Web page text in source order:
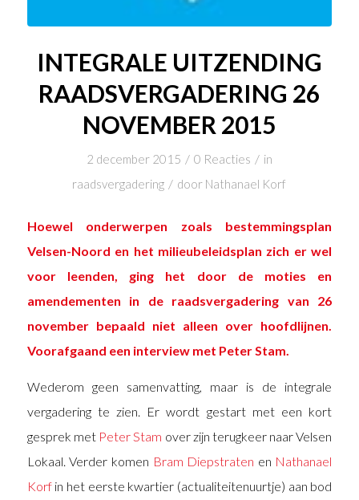
INTEGRALE UITZENDING
RAADSVERGADERING 26
NOVEMBER 2015
2 december 2015 / 0 Reacties / in
raadsvergadering / door Nathanael Korf
Hoewel onderwerpen zoals bestemmingsplan
Velsen-Noord en het milieubeleidsplan zich er wel
voor leenden, ging het door de moties en
amendementen in de raadsvergadering van 26
november bepaald niet alleen over hoofdlijnen.
Voorafgaand een interview met Peter Stam.
Wederom geen samenvatting, maar is de integrale
vergadering te zien. Er wordt gestart met een kort
gesprek met Peter Stam over zijn terugkeer naar Velsen
Lokaal. Verder komen Bram Diepstraten en Nathanael
Korfin het eerste kwartier (actualiteitenuurtje) aan bod